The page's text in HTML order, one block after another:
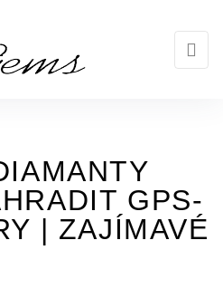
GPS-
| ZAJÍMAVÉ